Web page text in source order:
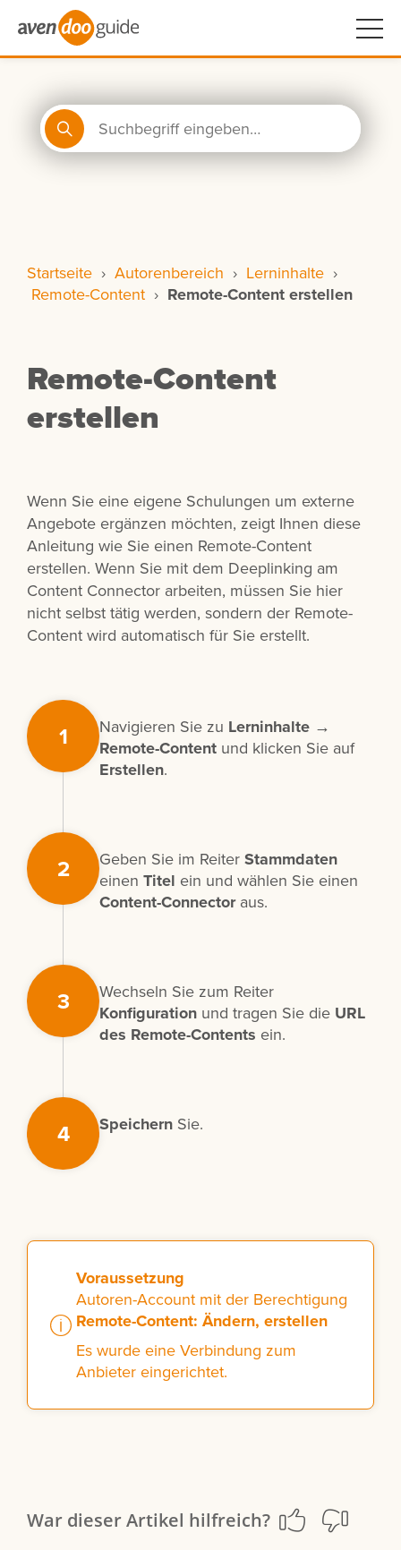
Startseite › Autorenbereich › Lerninhalte ›
Remote-Content › Remote-Content erstellen
Remote-Content
erstellen
Wenn Sie eine eigene Schulungen um externe
Angebote ergänzen möchten, zeigt Ihnen diese
Anleitung wie Sie einen Remote-Content
erstellen. Wenn Sie mit dem Deeplinking am
Content Connector arbeiten, müssen Sie hier
nicht selbst tätig werden, sondern der Remote-
Content wird automatisch für Sie erstellt.
1 Navigieren Sie zu Lerninhalte →
Remote-Content und klicken Sie auf
Erstellen.
2 Geben Sie im Reiter Stammdaten
einen Titel ein und wählen Sie einen
Content-Connectoraus.
3 Wechseln Sie zum Reiter
Konfiguration und tragen Sie die URL
des Remote-Contents ein.
4 Speichern Sie.
Voraussetzung
Autoren-Account mit der Berechtigung
Remote-Content: Ändern, erstellen
Es wurde eine Verbindung zum
Anbieter eingerichtet.
War dieser Artikel hilfreich?